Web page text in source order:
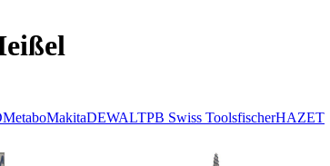
MetaboMakitaDEWALTPB Swiss ToolsfischerHAZET